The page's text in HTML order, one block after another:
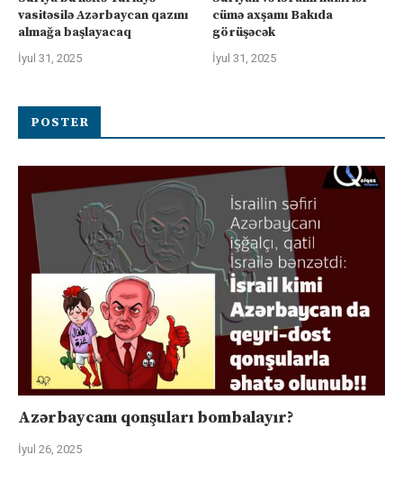
vasitəsilə Azərbaycan qazını
almağa başlayacaq
İyul 31, 2025
cümə axşamı Bakıda
görüşəcək
İyul 31, 2025
POSTER
Azərbaycanı qonşuları bombalayır?
İyul 26, 2025